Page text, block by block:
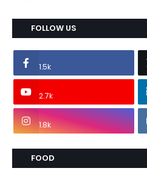
FOLLOW US
1.5k
2.7k
1.8k
FOOD